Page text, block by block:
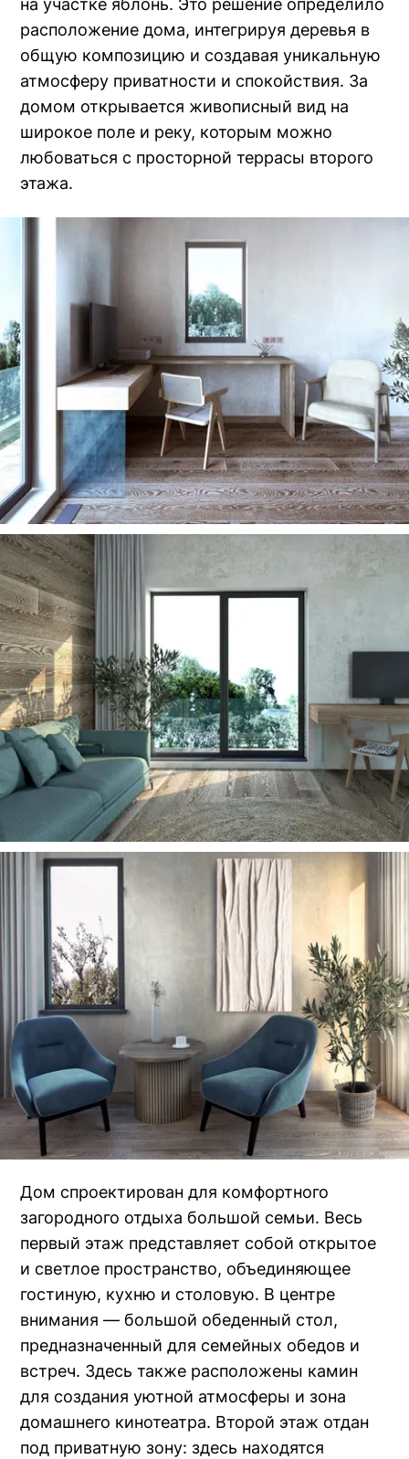
на участке яблонь. Это решение определило
расположение дома, интегрируя деревья в
общую композицию и создавая уникальную
атмосферу приватности и спокойствия. За
домом открывается живописный вид на
широкое поле и реку, которым можно
любоваться с просторной террасы второго
этажа.
Дом спроектирован для комфортного
загородного отдыха большой семьи. Весь
первый этаж представляет собой открытое
и светлое пространство, объединяющее
гостиную, кухню и столовую. В центре
внимания — большой обеденный стол,
предназначенный для семейных обедов и
встреч. Здесь также расположены камин
для создания уютной атмосферы и зона
домашнего кинотеатра. Второй этаж отдан
под приватную зону: здесь находятся